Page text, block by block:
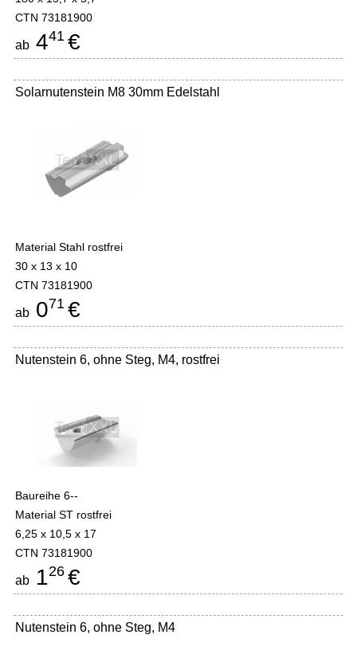
CTN 73181900
ab 441 €
Solarnutenstein M8 30mm Edelstahl
Material Stahl rostfrei
30 x 13 x 10
CTN 73181900
ab 071 €
Nutenstein 6, ohne Steg, M4, rostfrei
Baureihe 6--
Material ST rostfrei
6,25 x 10,5 x 17
CTN 73181900
ab 126 €
Nutenstein 6, ohne Steg, M4